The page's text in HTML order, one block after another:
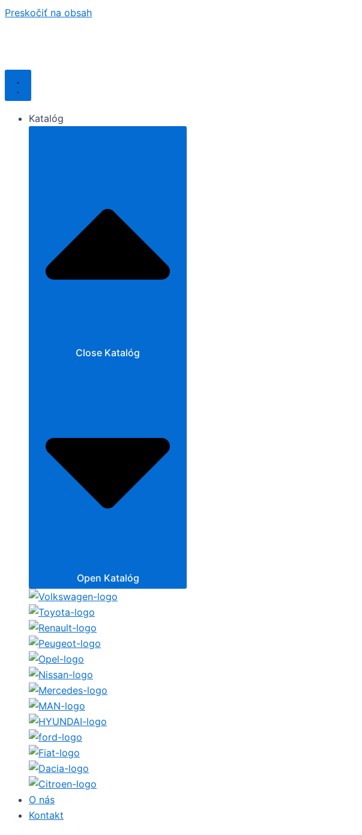
Preskočiť na obsah
Katalóg
Close Katalóg
Open Katalóg
O nás
Kontakt